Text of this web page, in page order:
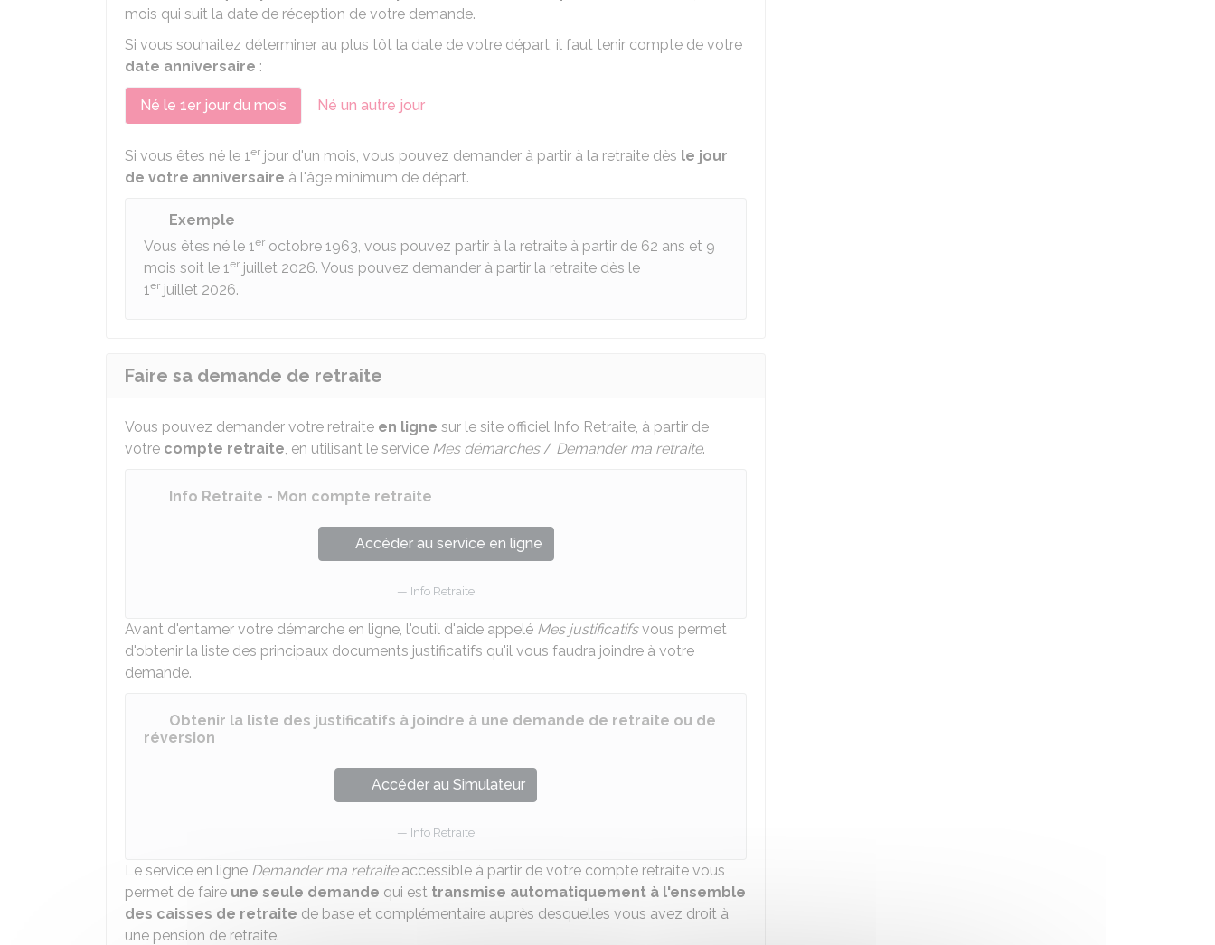
mois qui suit la date de réception de votre demande.
Si vous souhaitez déterminer au plus tôt la date de votre départ, il faut tenir compte de votre
date anniversaire :
Né le 1er jour du mois Né un autre jour
Si vous êtes né le 1er jour d'un mois, vous pouvez demander à partir à la retraite dès le jour
de votre anniversaire à l'âge minimum de départ.
Exemple
Vous êtes né le 1er octobre 1963, vous pouvez partir à la retraite à partir de 62 ans et 9
mois soit le 1er juillet 2026. Vous pouvez demander à partir la retraite dès le
1er juillet 2026.
Faire sa demande de retraite
Vous pouvez demander votre retraite en ligne sur le site officiel Info Retraite, à partir de
votre compte retraite, en utilisant le service Mes démarches/ Demander ma retraite.
Info Retraite - Mon compte retraite
Accéder au service en ligne
Info Retraite
Avant d'entamer votre démarche en ligne, l'outil d'aide appelé Mes justificatifsvous permet
d'obtenir la liste des principaux documents justificatifs qu'il vous faudra joindre à votre
demande.
Obtenir la liste des justificatifs à joindre à une demande de retraite ou de
réversion
Accéder au Simulateur
Info Retraite
Le service en ligne Demander ma retraiteaccessible à partir de votre compte retraite vous
permet de faire une seule demande qui est transmise automatiquement à l'ensemble
des caisses de retraite de base et complémentaire auprès desquelles vous avez droit à
une pension de retraite.